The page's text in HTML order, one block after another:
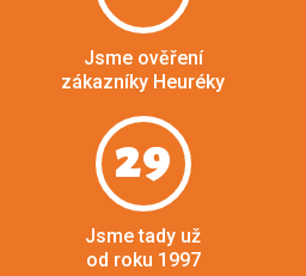
Jsme ověření
zákazníky Heuréky
29
Jsme tady už
od roku 1997